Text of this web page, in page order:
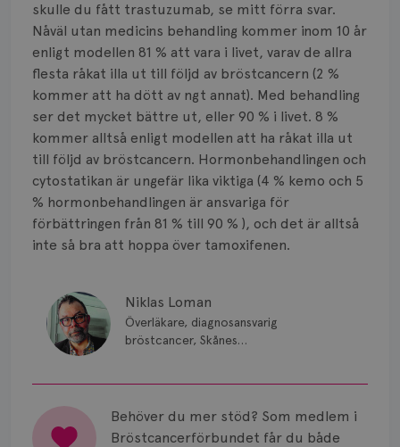
skulle du fått trastuzumab, se mitt förra svar.
Nåväl utan medicins behandling kommer inom 10 år
enligt modellen 81 % att vara i livet, varav de allra
flesta råkat illa ut till följd av bröstcancern (2 %
kommer att ha dött av ngt annat). Med behandling
ser det mycket bättre ut, eller 90 % i livet. 8 %
kommer alltså enligt modellen att ha råkat illa ut
till följd av bröstcancern. Hormonbehandlingen och
cytostatikan är ungefär lika viktiga (4 % kemo och 5
% hormonbehandlingen är ansvariga för
förbättringen från 81 % till 90 % ), och det är alltså
inte så bra att hoppa över tamoxifenen.
Niklas Loman
Överläkare, diagnosansvarig
bröstcancer, Skånes
Behöver du mer stöd? Som medlem i
Bröstcancerförbundet får du både
Spridd bröstcancer
Strålning
Vätska